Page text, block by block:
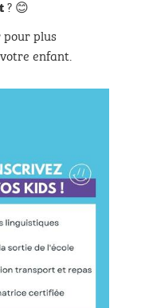
? 😊
pour plus
enfant.